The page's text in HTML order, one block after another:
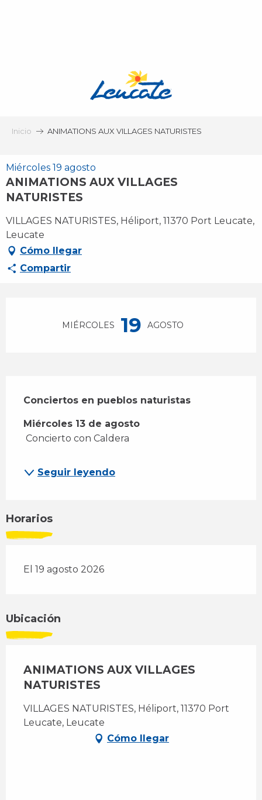
Inicio ANIMATIONS AUX VILLAGES NATURISTES
Miércoles 19 agosto
ANIMATIONS AUX VILLAGES
NATURISTES
VILLAGES NATURISTES, Héliport, 11370 Port Leucate,
Leucate
Cómo llegar
Compartir
MIÉRCOLES 19 AGOSTO
Conciertos en pueblos naturistas
Miércoles 13 de agosto
Concierto con Caldera
Seguir leyendo
Horarios
El 19 agosto 2026
Ubicación
ANIMATIONS AUX VILLAGES
NATURISTES
VILLAGES NATURISTES, Héliport, 11370 Port
Leucate, Leucate
Cómo llegar